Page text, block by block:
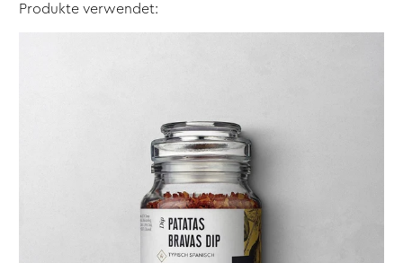
Produkte verwendet: